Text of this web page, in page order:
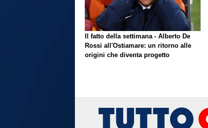
Il fatto della settimana - Alberto De
Rossi all'Ostiamare: un ritorno alle
origini che diventa progetto